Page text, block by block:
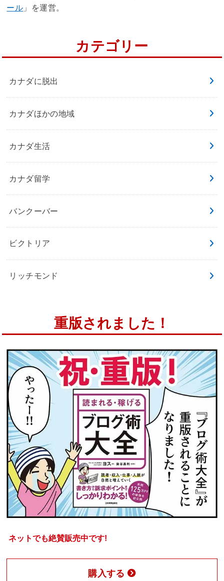
ール 」を運営。
カテゴリー
カナダに脱出
カナダほかの地域
カナダ生活
カナダ留学
バンクーバー
ビクトリア
リッチモンド
重版されました！
ネットでも絶賛販売中です!
購入する